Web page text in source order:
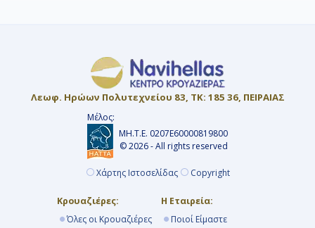
Λεωφ. Ηρώων Πολυτεχνείου 83, ΤΚ: 185 36, ΠΕΙΡΑΙΑΣ
Μέλος:
ΜΗ.Τ.Ε. 0207Ε60000819800
© 2026 - All rights reserved
Χάρτης Ιστοσελίδας Copyright
Κρουαζιέρες:
Όλες οι Κρουαζιέρες
Η Εταιρεία:
Ποιοί Είμαστε